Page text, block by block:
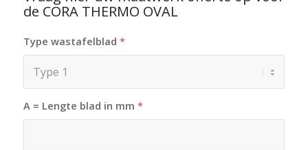
de CORA THERMO OVAL
Type wastafelblad *
A = Lengte blad in mm *